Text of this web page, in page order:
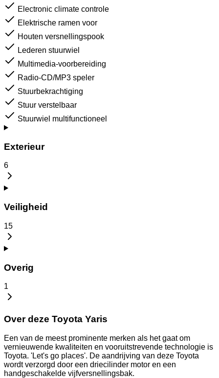
Electronic climate controle
Elektrische ramen voor
Houten versnellingspook
Lederen stuurwiel
Multimedia-voorbereiding
Radio-CD/MP3 speler
Stuurbekrachtiging
Stuur verstelbaar
Stuurwiel multifunctioneel
Exterieur
6
Veiligheid
15
Overig
1
Over deze Toyota Yaris
Een van de meest prominente merken als het gaat om
vernieuwende kwaliteiten en vooruitstrevende technologie is
Toyota. 'Let's go places'. De aandrijving van deze Toyota
wordt verzorgd door een driecilinder motor en een
handgeschakelde vijfversnellingsbak.